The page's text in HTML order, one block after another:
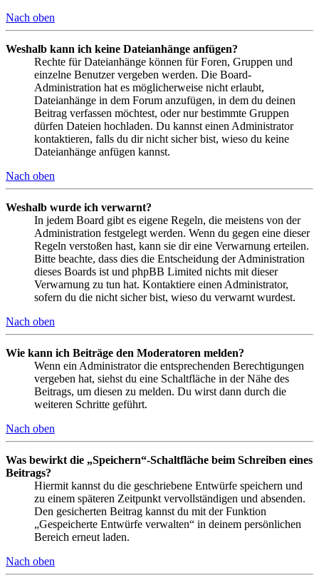
Nach oben
Weshalb kann ich keine Dateianhänge anfügen?
Rechte für Dateianhänge können für Foren, Gruppen und
einzelne Benutzer vergeben werden. Die Board-
Administration hat es möglicherweise nicht erlaubt,
Dateianhänge in dem Forum anzufügen, in dem du deinen
Beitrag verfassen möchtest, oder nur bestimmte Gruppen
dürfen Dateien hochladen. Du kannst einen Administrator
kontaktieren, falls du dir nicht sicher bist, wieso du keine
Dateianhänge anfügen kannst.
Nach oben
Weshalb wurde ich verwarnt?
In jedem Board gibt es eigene Regeln, die meistens von der
Administration festgelegt werden. Wenn du gegen eine dieser
Regeln verstoßen hast, kann sie dir eine Verwarnung erteilen.
Bitte beachte, dass dies die Entscheidung der Administration
dieses Boards ist und phpBB Limited nichts mit dieser
Verwarnung zu tun hat. Kontaktiere einen Administrator,
sofern du die nicht sicher bist, wieso du verwarnt wurdest.
Nach oben
Wie kann ich Beiträge den Moderatoren melden?
Wenn ein Administrator die entsprechenden Berechtigungen
vergeben hat, siehst du eine Schaltfläche in der Nähe des
Beitrags, um diesen zu melden. Du wirst dann durch die
weiteren Schritte geführt.
Nach oben
Was bewirkt die „Speichern“-Schaltfläche beim Schreiben eines
Beitrags?
Hiermit kannst du die geschriebene Entwürfe speichern und
zu einem späteren Zeitpunkt vervollständigen und absenden.
Den gesicherten Beitrag kannst du mit der Funktion
„Gespeicherte Entwürfe verwalten“ in deinem persönlichen
Bereich erneut laden.
Nach oben